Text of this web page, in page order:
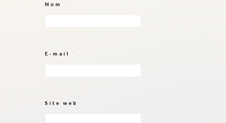
Nom *
E-mail *
Site web